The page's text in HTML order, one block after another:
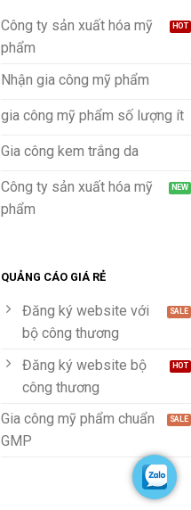
Công ty sản xuất hóa mỹ
phẩm
Nhận gia công mỹ phẩm
gia công mỹ phẩm số lượng ít
Gia công kem trắng da
Công ty sản xuất hóa mỹ
phẩm
QUẢNG CÁO GIÁ RẺ
Đăng ký website với
bộ công thương
Đăng ký website bộ
công thương
Gia công mỹ phẩm chuẩn
GMP